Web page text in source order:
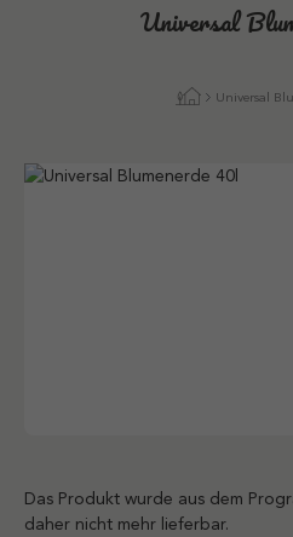
Universal
Universal
Das Produkt wurde aus dem
daher nicht mehr lieferbar.